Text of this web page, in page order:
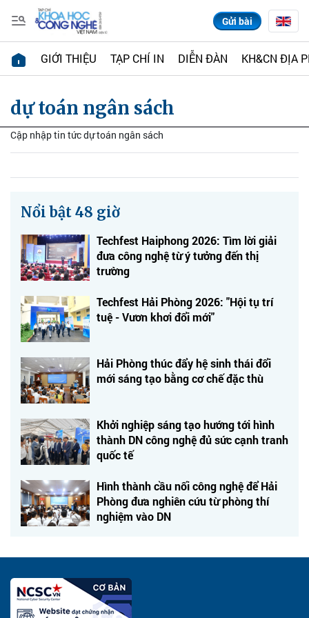
Gửi bài
GIỚI THIỆU TẠP CHÍ IN DIỄN ĐÀN KH&CN ĐỊA
dự toán ngân sách
Cập nhập tin tức dự toán ngân sách
Nổi bật 48 giờ
Techfest Haiphong 2026: Tìm lời giải
đưa công nghệ từ ý tưởng đến thị
trường
Techfest Hải Phòng 2026: "Hội tụ trí
tuệ - Vươn khơi đổi mới"
Hải Phòng thúc đẩy hệ sinh thái đổi
mới sáng tạo bằng cơ chế đặc thù
Khởi nghiệp sáng tạo hướng tới hình
thành DN công nghệ đủ sức cạnh tranh
quốc tế
Hình thành cầu nối công nghệ để Hải
Phòng đưa nghiên cứu từ phòng thí
nghiệm vào DN